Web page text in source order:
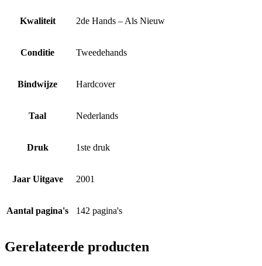
Kwaliteit 2de Hands – Als Nieuw
Conditie Tweedehands
Bindwijze Hardcover
Taal Nederlands
Druk 1ste druk
Jaar Uitgave 2001
Aantal pagina's 142 pagina's
Gerelateerde producten